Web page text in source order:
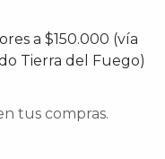
a $150.000 (vía
Tierra del Fuego)
tus compras.